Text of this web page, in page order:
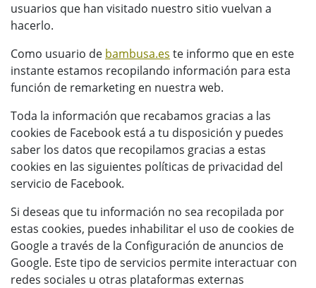
usuarios que han visitado nuestro sitio vuelvan a
hacerlo.
Como usuario de bambusa.es te informo que en este
instante estamos recopilando información para esta
función de remarketing en nuestra web.
Toda la información que recabamos gracias a las
cookies de Facebook está a tu disposición y puedes
saber los datos que recopilamos gracias a estas
cookies en las siguientes políticas de privacidad del
servicio de Facebook.
Si deseas que tu información no sea recopilada por
estas cookies, puedes inhabilitar el uso de cookies de
Google a través de la Configuración de anuncios de
Google. Este tipo de servicios permite interactuar con
redes sociales u otras plataformas externas